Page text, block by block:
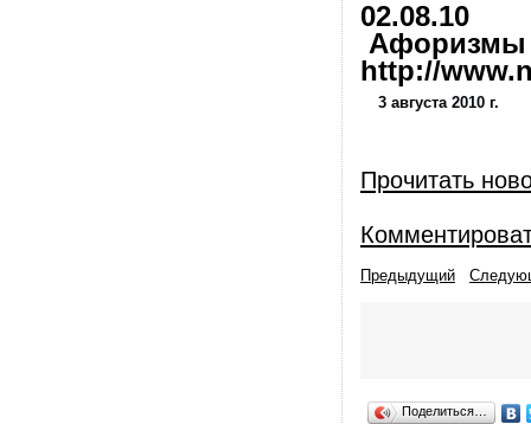
02.08.10
Афоризмы
http://
3 августа 2010 г.
Прочитать
Предыдущий
Поделиться…